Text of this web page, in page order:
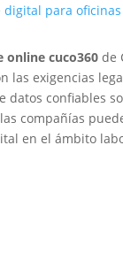
digital para
online cuco360 de
las exigencias
datos confiables
compañías
en el ámbito